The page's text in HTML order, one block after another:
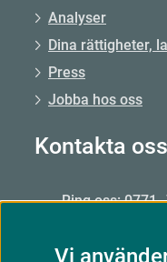
Vi
Analyser
Dina rättigheter,
Press
Jobba hos oss
Kontakta oss
Ring oss: